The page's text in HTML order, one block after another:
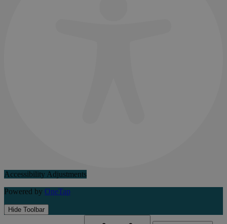
Accessibility Adjustments
Powered by OneTap
Hide Toolbar